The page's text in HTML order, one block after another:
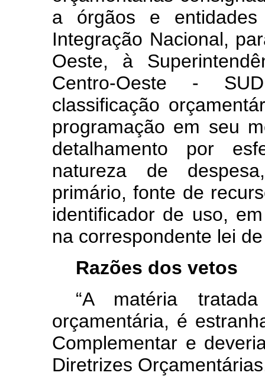
a órgãos e
Integração Nacional,
Oeste, à
Centro-Oeste -
classificação
programação em seu
detalhamento por
natureza de
primário, fonte de
identificador de uso,
na correspondente lei
Razões dos vetos
“A matéria
orçamentária, é
Complementar e
Diretrizes